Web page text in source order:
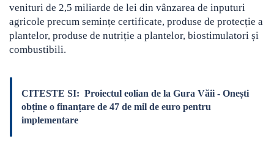
venituri de 2,5 miliarde de lei din vânzarea de inputuri
agricole precum semințe certificate, produse de protecție a
plantelor, produse de nutriție a plantelor, biostimulatori și
combustibili.
CITESTE SI: Proiectul eolian de la Gura Văii - Onești
obține o finanțare de 47 de mil de euro pentru
implementare